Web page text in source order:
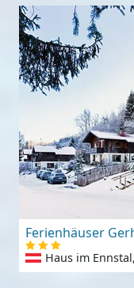
Ferienhäuser
Haus im